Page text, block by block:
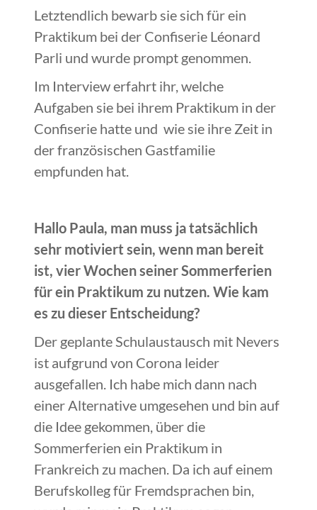
Letztendlich bewarb sie sich für ein
Praktikum bei der Confiserie Léonard
Parli und wurde prompt genommen.
Im Interview erfahrt ihr, welche
Aufgaben sie bei ihrem Praktikum in der
Confiserie hatte und wie sie ihre Zeit in
der französischen Gastfamilie
empfunden hat.
Hallo Paula, man muss ja tatsächlich
sehr motiviert sein, wenn man bereit
ist, vier Wochen seiner Sommerferien
für ein Praktikum zu nutzen. Wie kam
es zu dieser Entscheidung?
Der geplante Schulaustausch mit Nevers
ist aufgrund von Corona leider
ausgefallen. Ich habe mich dann nach
einer Alternative umgesehen und bin auf
die Idee gekommen, über die
Sommerferien ein Praktikum in
Frankreich zu machen. Da ich auf einem
Berufskolleg für Fremdsprachen bin,